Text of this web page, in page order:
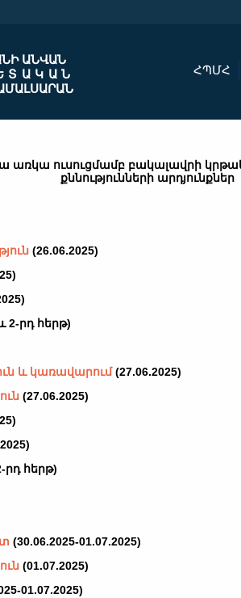
ԱՆՎԱՆ
ՀՊՄՀ
առկա ուսուցմամբ բակալավրի
քննությունների արդյունքներ
(26.06.2025)
)
)
2-րդ հերթ)
և կառավարում (27.06.2025)
(27.06.2025)
)
րդ հերթ)
(30.06.2025-01.07.2025)
(01.07.2025)
01.07.2025)